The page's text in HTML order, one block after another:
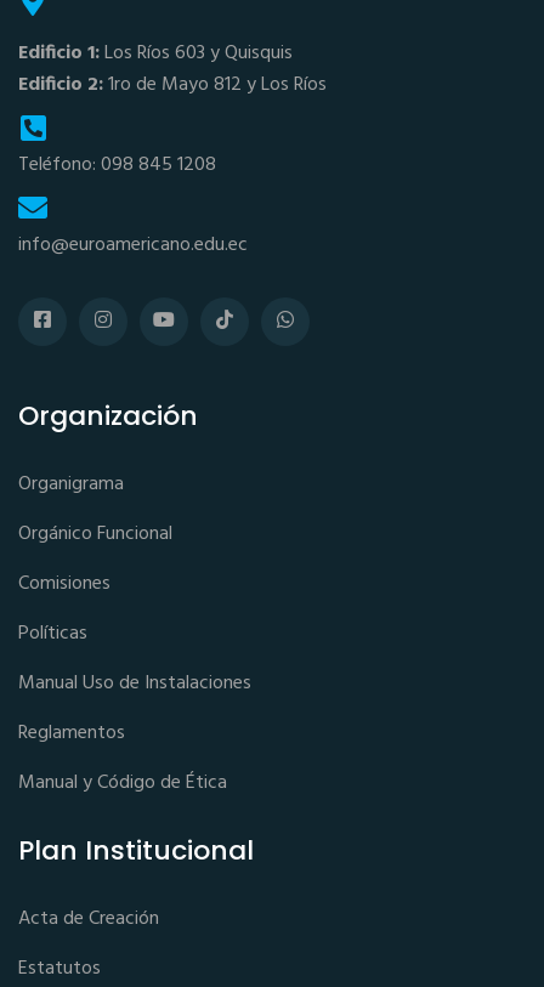
Edificio 1:Los Ríos 603 y Quisquis
Edificio 2:1ro de Mayo 812 y Los Ríos
Teléfono: 098 845 1208
info@euroamericano.edu.ec
Organización
Organigrama
Orgánico Funcional
Comisiones
Políticas
Manual Uso de Instalaciones
Reglamentos
Manual y Código de Ética
Plan Institucional
Acta de Creación
Estatutos